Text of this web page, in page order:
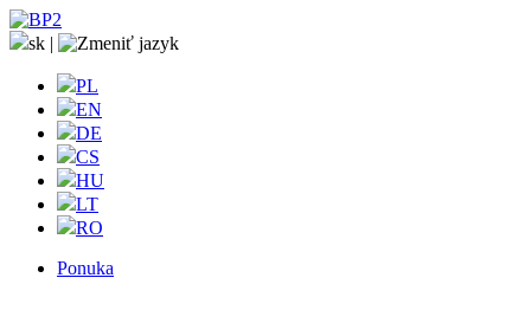
sk |
PL
EN
DE
CS
HU
LT
RO
Ponuka